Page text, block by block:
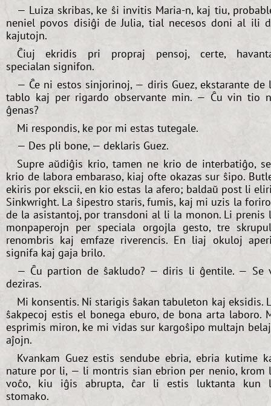
— Luiza skribas, ke ŝi invitis Maria-n, kaj tiu,
neniel povos disiĝi de Julia, tial necesos doni al ili
kajutojn.
Ĉiuj ekridis pri propraj pensoj, certe,
specialan signifon.
— Ĉe ni estos sinjorinoj, — diris Guez, ekstarante de
tablo kaj per rigardo observante min. — Ĉu vin tio
ĝenas?
Mi respondis, ke por mi estas tutegale.
— Des pli bone, — deklaris Guez.
Supre aŭdiĝis krio, tamen ne krio de interbatiĝo,
krio de labora embaraso, kiaj ofte okazas sur ŝipo.
ekiris por ekscii, en kio estas la afero; baldaŭ post li
Sinkwright. La ŝipestro staris, fumis, kaj mi uzis la
de la asistantoj, por transdoni al li la monon. Li prenis
monpaperojn per speciala orgojla gesto, tre
renombris kaj emfaze riverencis. En liaj okuloj
signifa kaj gaja brilo.
— Ĉu partion de ŝakludo? — diris li ĝentile. — Se
deziras.
Mi konsentis. Ni starigis ŝakan tabuleton kaj eksidis.
ŝakpecoj estis el bonega eburo, de bona arta laboro.
esprimis miron, ke mi vidas sur kargoŝipo multajn
aĵojn.
Kvankam Guez estis sendube ebria, ebria kutime
nature por li, — li montris sian ebrion per nenio, krom
voĉo, kiu iĝis abrupta, ĉar li estis luktanta kun
stomako.